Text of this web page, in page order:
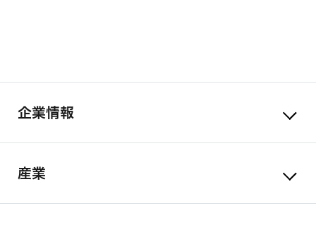
企業情報
産業